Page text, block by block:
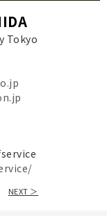
Tokyo
NEXT ＞